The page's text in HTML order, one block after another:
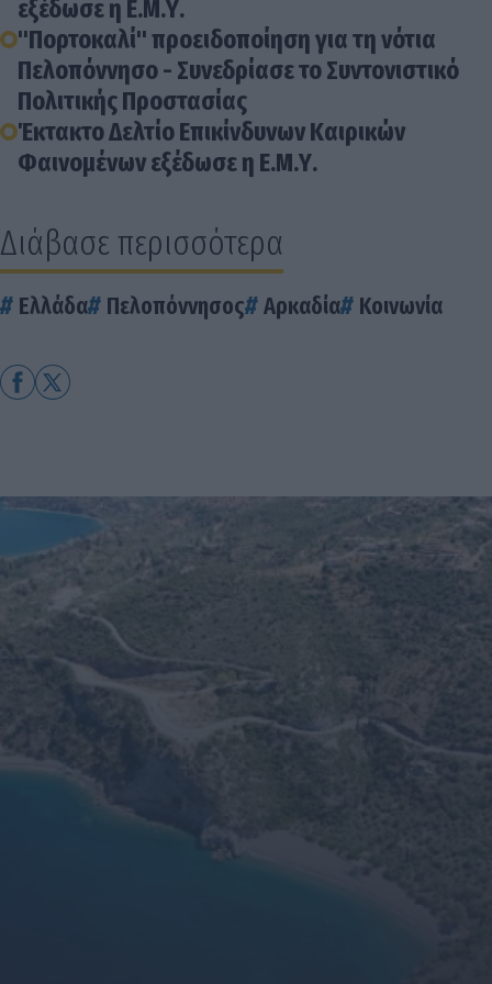
εξέδωσε η Ε.Μ.Υ.
"Πορτοκαλί" προειδοποίηση για τη νότια
Πελοπόννησο - Συνεδρίασε το Συντονιστικό
Πολιτικής Προστασίας
Έκτακτο Δελτίο Επικίνδυνων Καιρικών
Φαινομένων εξέδωσε η Ε.Μ.Υ.
Διάβασε περισσότερα
Ελλάδα Πελοπόννησος Αρκαδία Κοινωνία